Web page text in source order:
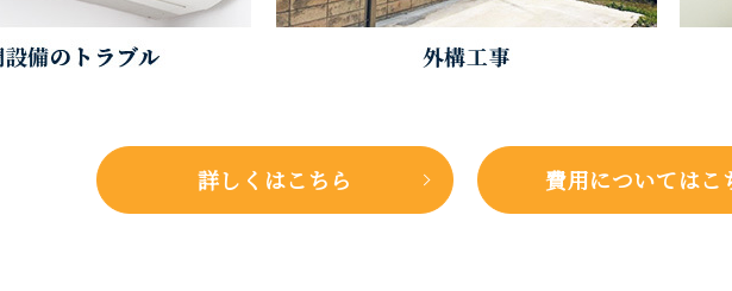
詳しくはこちら 費用についてはこ